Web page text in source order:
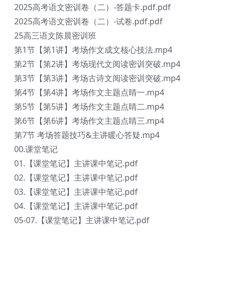
2025高考语文密训卷（二）-答题卡.pdf.pdf
2025高考语文密训卷（二）-试卷.pdf.pdf
25高三语文陈晨密训班
第1节【第1讲】考场作文成文核心技法.mp4
第2节【第2讲】考场现代文阅读密训突破.mp4
第3节【第3讲】考场古诗文阅读密训突破.mp4
第4节【第4讲】考场作文主题点睛一.mp4
第5节【第5讲】考场作文主题点睛二.mp4
第6节【第6讲】考场作文主题点睛三.mp4
第7节 考场答题技巧&主讲暖心答疑.mp4
00.课堂笔记
01.【课堂笔记】主讲课中笔记.pdf
02.【课堂笔记】主讲课中笔记.pdf
03.【课堂笔记】主讲课中笔记.pdf
04.【课堂笔记】主讲课中笔记.pdf
05-07.【课堂笔记】主讲课中笔记.pdf